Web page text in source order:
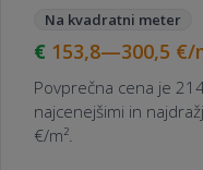
Na kvadratni meter
153,8—300,5 €/
Povprečna cena je
najcenejšimi in
€/m².